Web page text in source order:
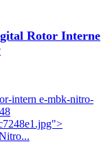
Rotor Interne
intern e-mbk-nitro-